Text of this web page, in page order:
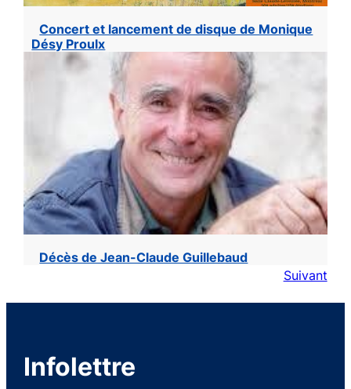
Concert et lancement de disque de Monique
Désy Proulx
Décès de Jean-Claude Guillebaud
Suivant
Infolettre